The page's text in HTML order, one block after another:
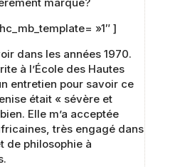
marqué?
»1″ ]
dans les années 1970.
à l’École des Hautes
entretien pour savoir ce
était « sévère et
Elle m’a acceptée
très engagé dans
de philosophie à